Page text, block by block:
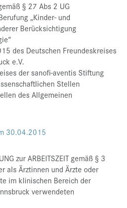
§ 27 Abs 2 UG
„Kinder- und
Berücksichtigung
des Deutschen Freundeskreises
e.V.
der sanofi-aventis Stiftung
Stellen
des Allgemeinen
30.04.2015
zur ARBEITSZEIT gemäß § 3
als Ärztinnen und Ärzte oder
im klinischen Bereich der
verwendeten